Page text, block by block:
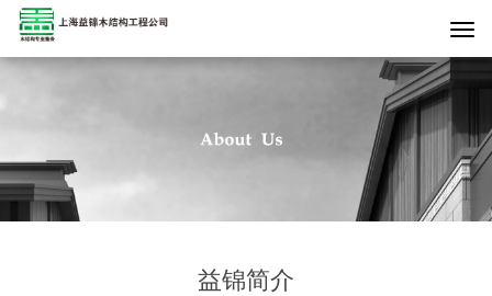
益锦简介